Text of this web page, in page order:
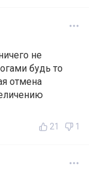
не
будь то
отмена
21 1